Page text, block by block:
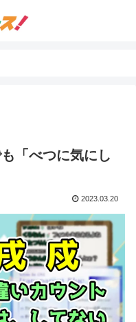
「べつに気にし
2023.03.20